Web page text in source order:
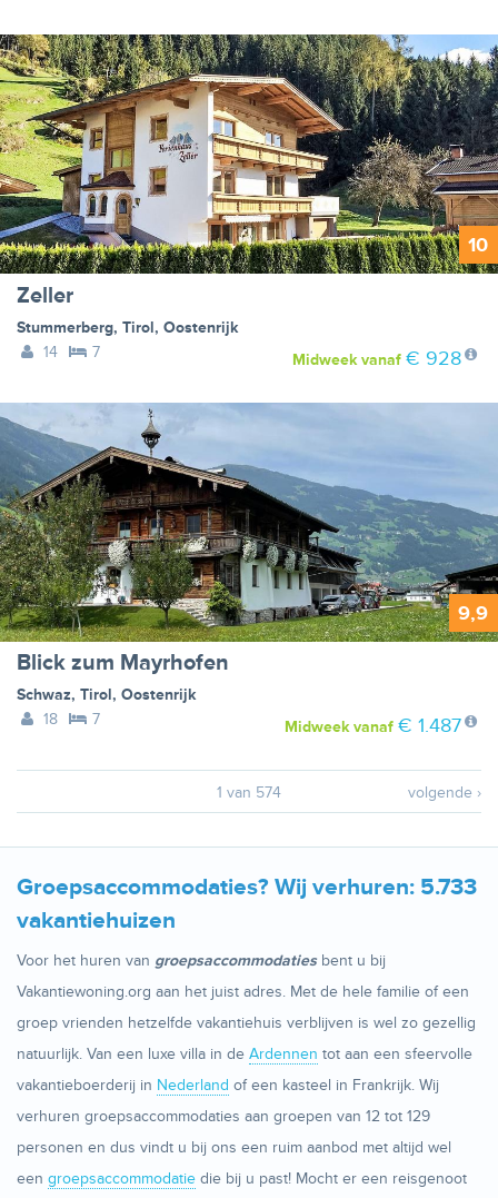
10
Zeller
Stummerberg, Tirol, Oostenrijk
14
7 Midweekvanaf € 928
9,9
Blick zum Mayrhofen
Schwaz, Tirol, Oostenrijk
18
7 Midweekvanaf € 1.487
1 van 574 volgende ›
Groepsaccommodaties? Wij verhuren: 5.733
vakantiehuizen
Voor het huren van groepsaccommodatiesbent u bij
Vakantiewoning.org aan het juist adres. Met de hele familie of een
groep vrienden hetzelfde vakantiehuis verblijven is wel zo gezellig
natuurlijk. Van een luxe villa in de Ardennen tot aan een sfeervolle
vakantieboerderij in Nederland of een kasteel in Frankrijk. Wij
verhuren groepsaccommodaties aan groepen van 12 tot 129
personen en dus vindt u bij ons een ruim aanbod met altijd wel
een groepsaccommodatie die bij u past! Mocht er een reisgenoot